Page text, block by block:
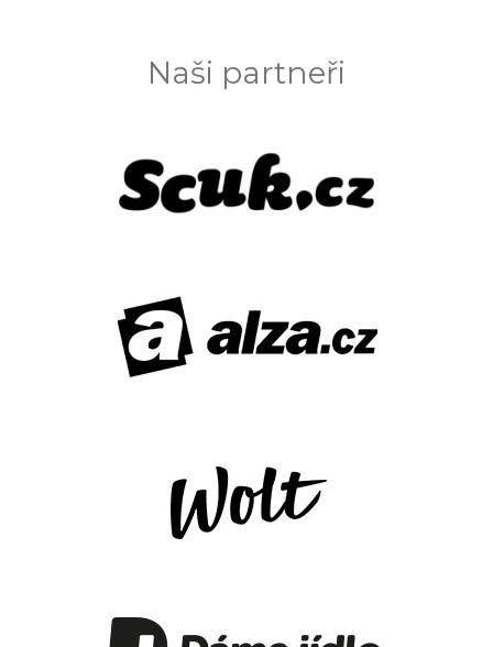
Naši partneři